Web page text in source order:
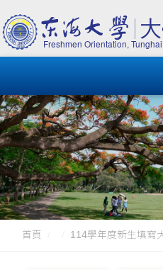
首頁 114學年度新生填寫